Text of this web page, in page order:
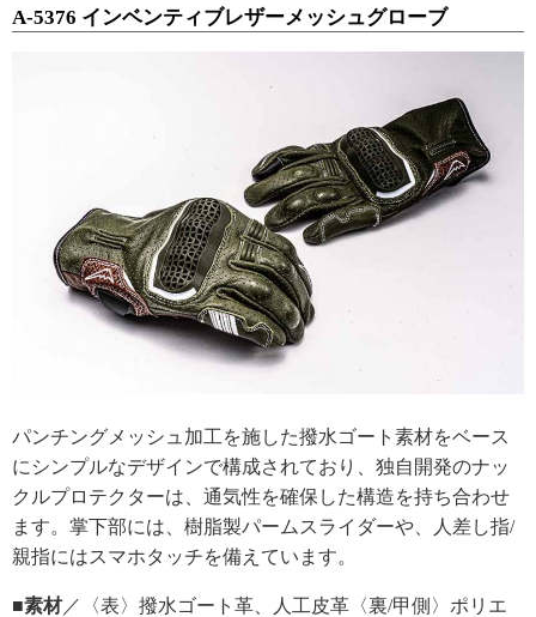
A-5376 インベンティブレザーメッシュグローブ
パンチングメッシュ加工を施した撥水ゴート素材をベース
にシンプルなデザインで構成されており、独自開発のナッ
クルプロテクターは、通気性を確保した構造を持ち合わせ
ます。掌下部には、樹脂製パームスライダーや、人差し指/
親指にはスマホタッチを備えています。
■素材／〈表〉撥水ゴート革、人工皮革〈裏/甲側〉ポリエ